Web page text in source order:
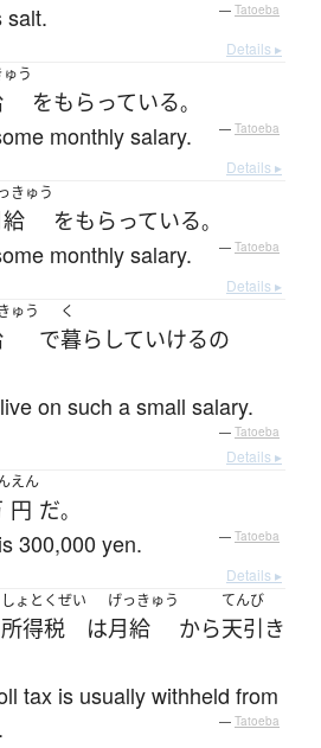
salt. — Tatoeba
Details ▸
う
をもらっている。
monthly salary. — Tatoeba
Details ▸
きゅう
をもらっている。
monthly salary. — Tatoeba
Details ▸
ゅう
で
く
暮らしていけるの
on such a small salary.
— Tatoeba
Details ▸
えん
円 だ。
300,000 yen. — Tatoeba
Details ▸
しょとくぜい
所得税 は
げっきゅう
月給 から
てんび
天引き
tax is usually withheld from
— Tatoeba